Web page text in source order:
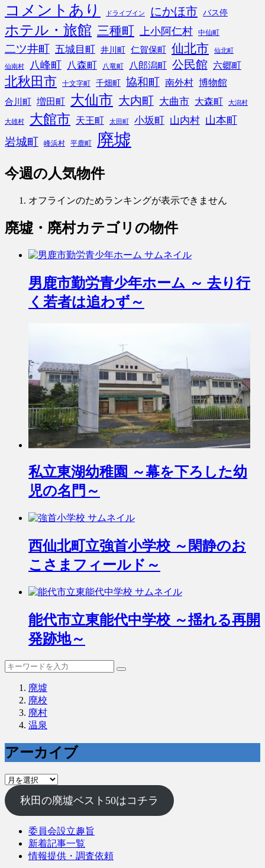
コメントあり ドライブイン にかほ市 バス停
ホテル・旅館 三種町 上小阿仁村 中仙町
二ツ井町 五城目町 井川町 仁賀保町 仙北市 仙北町
仙南村 八峰町 八森町 八竜町 八郎潟町 公民館 六郷町
北秋田市 十文字町 千畑町 協和町 南外村 博物館
合川町 増田町 大仙市 大内町 大曲市 大森町 大潟村
大雄村 大館市 天王町 太田町 小坂町 山内村 山本町
岩城町 峰浜村 平鹿町 廃墟
今週の人気物件
オフラインのためランキングが表示できません
廃墟・廃村カテゴリの物件
男鹿市勤労青少年ホーム ～ 去り行
く若者は追わず～
私立東湖幼稚園 ～幕を下ろした幼
児の名門～
西仙北町立強首小学校 ～閑静のお
こさまフィールド～
能代市立東能代中学校 ～揺れる再開
発跡地～
廃墟
廃校
廃村
温泉
アーカイブ
ア
ー
カ
イ
秋田の廃墟ベスト50はコチラ
委員会設立趣旨
新着記事一覧
情報提供・調査依頼